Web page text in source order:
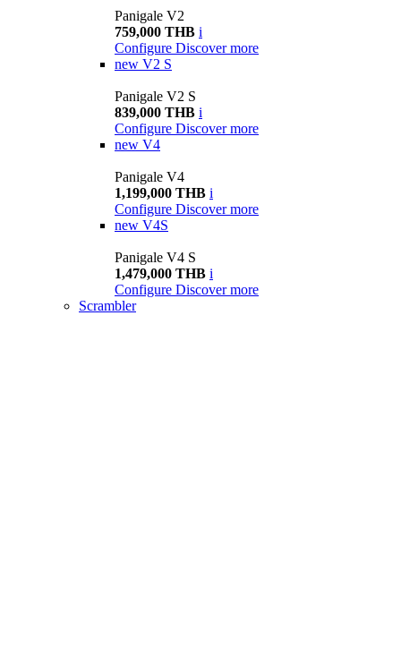
Panigale V2
759,000 THB i
Configure Discover more
new V2 S
Panigale V2 S
839,000 THB i
Configure Discover more
new V4
Panigale V4
1,199,000 THB i
Configure Discover more
new V4S
Panigale V4 S
1,479,000 THB i
Configure Discover more
Scrambler